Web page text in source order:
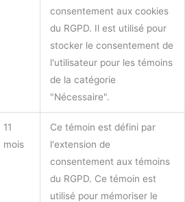
consentement aux cookies
du RGPD. Il est utilisé pour
stocker le consentement de
l'utilisateur pour les témoins
de la catégorie
"Nécessaire".
11
mois
Ce témoin est défini par
l'extension de
consentement aux témoins
du RGPD. Ce témoin est
utilisé pour mémoriser le